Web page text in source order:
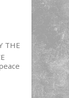
THE